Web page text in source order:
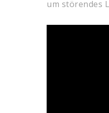
um störendes